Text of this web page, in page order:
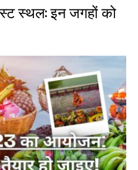
स्थल: इन जगहों को